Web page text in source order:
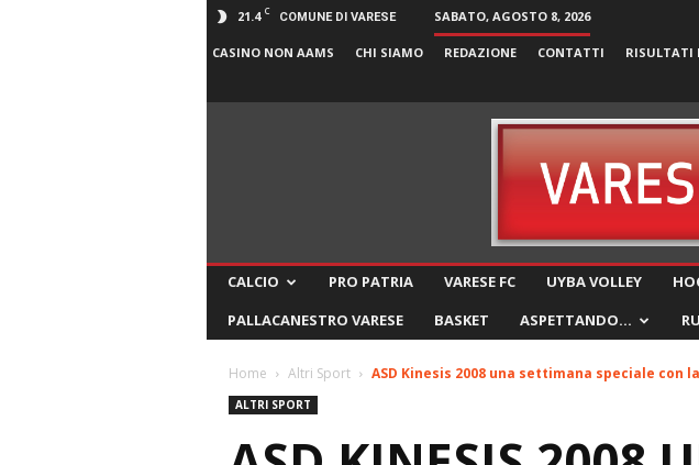
21.4 C COMUNE DI VARESE SABATO, AGOSTO 8, 2026
CASINO NON AAMS CHI SIAMO REDAZIONE CONTATTI RISULTATI
CALCIO PRO PATRIA VARESE FC UYBA VOLLEY
PALLACANESTRO VARESE
BASKET ASPETTANDO…
Home Altri Sport ASD Kinesis 2008 una settimana speciale con
ALTRI SPORT